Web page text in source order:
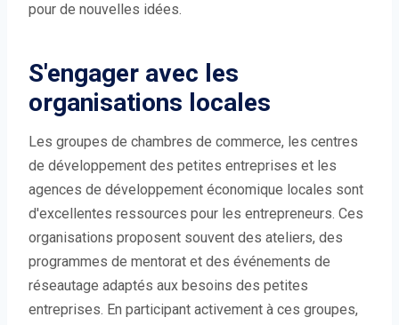
pour de nouvelles idées.
S'engager avec les
organisations locales
Les groupes de chambres de commerce, les centres
de développement des petites entreprises et les
agences de développement économique locales sont
d'excellentes ressources pour les entrepreneurs. Ces
organisations proposent souvent des ateliers, des
programmes de mentorat et des événements de
réseautage adaptés aux besoins des petites
entreprises. En participant activement à ces groupes,